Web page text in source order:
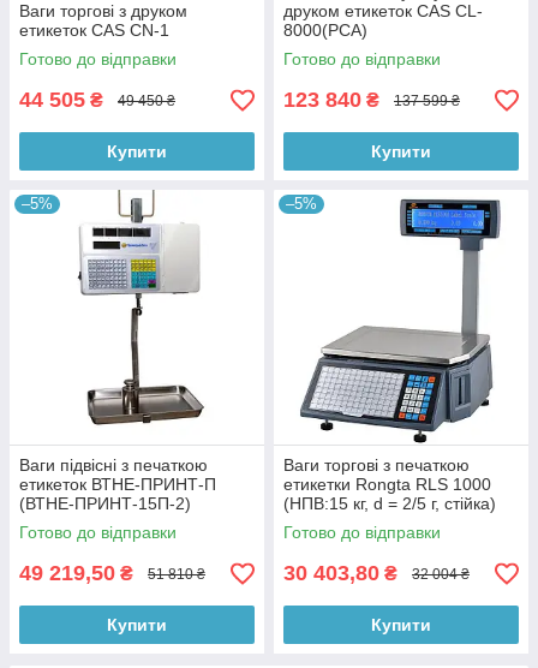
Ваги торгові з друком
етикеток CAS CN-1
Готово до відправки
44 505 ₴ 49 450 ₴
Купити
друком етикеток CAS CL-
8000(PCA)
Готово до відправки
123 840 ₴ 137 599 ₴
Купити
–5%
Ваги підвісні з печаткою
етикеток ВТНЕ-ПРИНТ-П
(ВТНЕ-ПРИНТ-15П-2)
Готово до відправки
49 219,50 ₴ 51 810 ₴
Купити
–5%
Ваги торгові з печаткою
етикетки Rongta RLS 1000
(НПВ:15 кг, d = 2/5 г, стійка)
Готово до відправки
30 403,80 ₴ 32 004 ₴
Купити